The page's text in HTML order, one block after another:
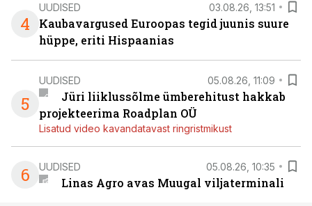
4
UUDISED 03.08.26, 13:51
Kaubavargused Euroopas tegid juunis suure
hüppe, eriti Hispaanias
5
UUDISED 05.08.26, 11:09
Jüri liiklussõlme ümberehitust hakkab
projekteerima Roadplan OÜ
Lisatud video kavandatavast ringristmikust
6 UUDISED 05.08.26, 10:35
Linas Agro avas Muugal viljaterminali